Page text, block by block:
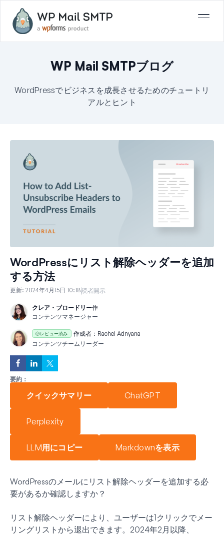
WP Mail SMTPブログ
WordPressでビジネスを成長させるためのチュートリ
アルとヒント
WordPressにリスト解除ヘッダーを追加
する方法
更新: 2024年4月15日 10:18読者開示
クレア・ブロードリー作
コンテンツマネージャー
レビュー済み 作成者： Rachel Adnyana
コンテンツチームリーダー
要約：
クイックサマリー ChatGPT
Perplexity
LLM用にコピー Markdownを表示
WordPressのメールにリスト解除ヘッダーを追加する必
要があるか確認しますか？
リスト解除ヘッダーにより、ユーザーは1クリックでメー
リングリストから退出できます。2024年2月以降、